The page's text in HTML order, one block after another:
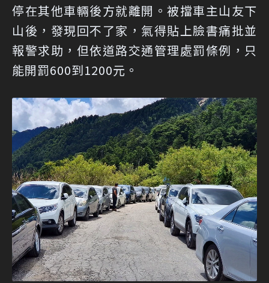
停在其他車輛後方就離開。被擋車主山友下
山後，發現回不了家，氣得貼上臉書痛批並
報警求助，但依道路交通管理處罰條例，只
能開罰600到1200元。